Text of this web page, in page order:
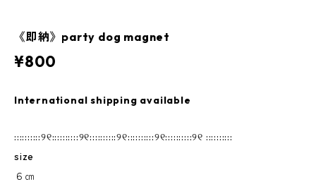
《即納》party dog magnet
¥800
International shipping available
::::::::::୨୧::::::::::୨୧::::::::::୨୧::::::::::୨୧::::::::::୨୧ ::::::::::
size
６㎝